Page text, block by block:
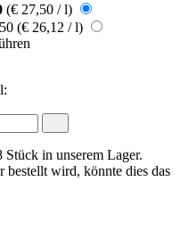
(€ 27,50 / l)
(€ 26,12 / l)
in unserem Lager.
bestellt wird, könnte dies das